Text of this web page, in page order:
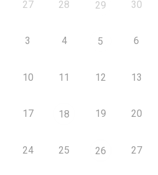
27 28 29 30
3 4 5 6
10 11 12 13
17 18 19 20
24 25 26 27